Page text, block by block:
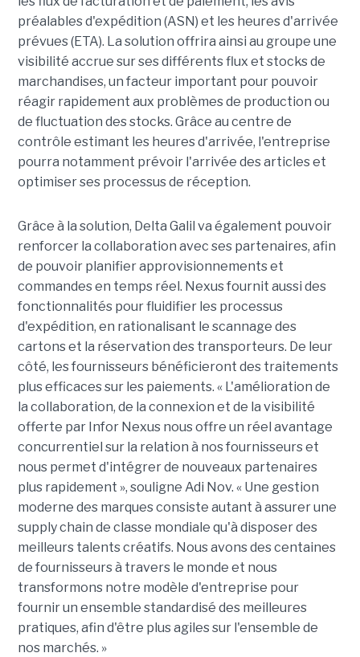
préalables d'expédition (ASN) et les heures d'arrivée
prévues (ETA). La solution offrira ainsi au groupe une
visibilité accrue sur ses différents flux et stocks de
marchandises, un facteur important pour pouvoir
réagir rapidement aux problèmes de production ou
de fluctuation des stocks. Grâce au centre de
contrôle estimant les heures d'arrivée, l'entreprise
pourra notamment prévoir l'arrivée des articles et
optimiser ses processus de réception.
Grâce à la solution, Delta Galil va également pouvoir
renforcer la collaboration avec ses partenaires, afin
de pouvoir planifier approvisionnements et
commandes en temps réel. Nexus fournit aussi des
fonctionnalités pour fluidifier les processus
d'expédition, en rationalisant le scannage des
cartons et la réservation des transporteurs. De leur
côté, les fournisseurs bénéficieront des traitements
plus efficaces sur les paiements. « L'amélioration de
la collaboration, de la connexion et de la visibilité
offerte par Infor Nexus nous offre un réel avantage
concurrentiel sur la relation à nos fournisseurs et
nous permet d'intégrer de nouveaux partenaires
plus rapidement », souligne Adi Nov. « Une gestion
moderne des marques consiste autant à assurer une
supply chain de classe mondiale qu'à disposer des
meilleurs talents créatifs. Nous avons des centaines
de fournisseurs à travers le monde et nous
transformons notre modèle d'entreprise pour
fournir un ensemble standardisé des meilleures
pratiques, afin d'être plus agiles sur l'ensemble de
nos marchés. »